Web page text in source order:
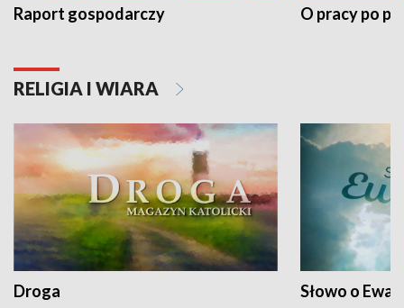
Raport gospodarczy O pracy po
RELIGIA I WIARA
Droga Słowo o